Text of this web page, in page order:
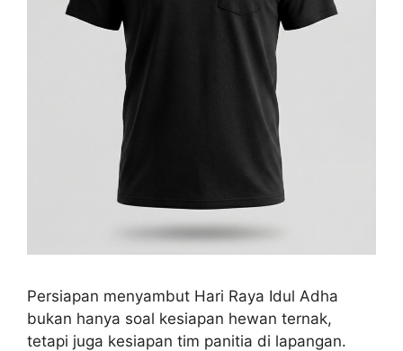
Persiapan menyambut Hari Raya Idul Adha
bukan hanya soal kesiapan hewan ternak,
tetapi juga kesiapan tim panitia di lapangan.